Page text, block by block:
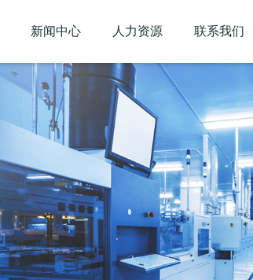
新闻中心 人力资源 联系我们